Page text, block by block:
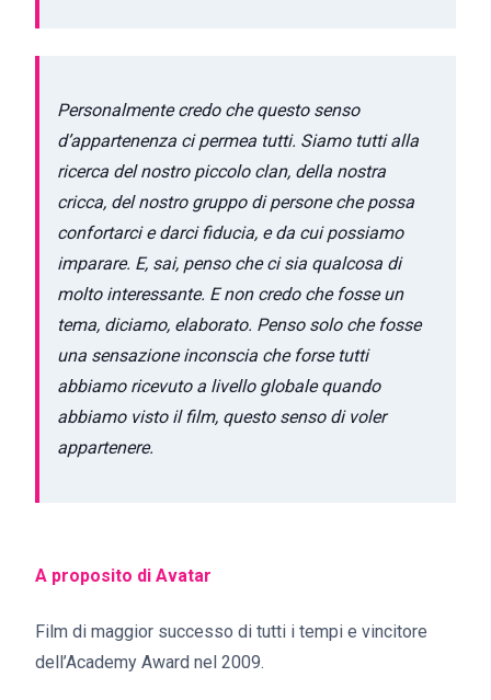
Personalmente credo che questo senso
d’appartenenza ci permea tutti. Siamo tutti alla
ricerca del nostro piccolo clan, della nostra
cricca, del nostro gruppo di persone che possa
confortarci e darci fiducia, e da cui possiamo
imparare. E, sai, penso che ci sia qualcosa di
molto interessante. E non credo che fosse un
tema, diciamo, elaborato. Penso solo che fosse
una sensazione inconscia che forse tutti
abbiamo ricevuto a livello globale quando
abbiamo visto il film, questo senso di voler
appartenere.
A proposito di Avatar
Film di maggior successo di tutti i tempi e vincitore
dell’Academy Award nel 2009.